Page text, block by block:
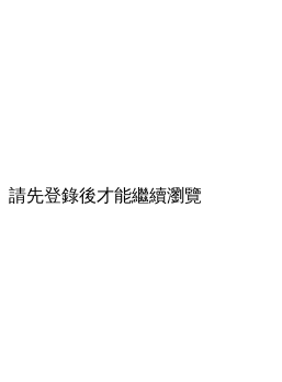
請先登錄後才能繼續瀏覽